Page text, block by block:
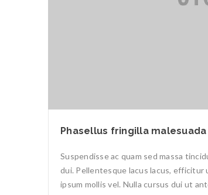
Phasellus fringilla malesuada
Suspendisse ac quam sed massa
dui. Pellentesque lacus lacus, efficitur
ipsum mollis vel. Nulla cursus dui ut